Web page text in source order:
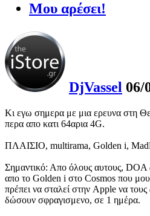
Μου αρέσει!
DjVassel 06/
Κι εγω σημερα με μια ερευνα στη
περα απο κατι 64αρια 4G.
ΠΛΑΙΣΙΟ, multirama, Golden i,
Σημαντικό: Απο όλους αυτους, DOA
απο το Golden i στο Cosmos που μου
πρέπει να σταλεί στην Apple να
δώσουν σφραγισμενο, σε 1 ημέρα.